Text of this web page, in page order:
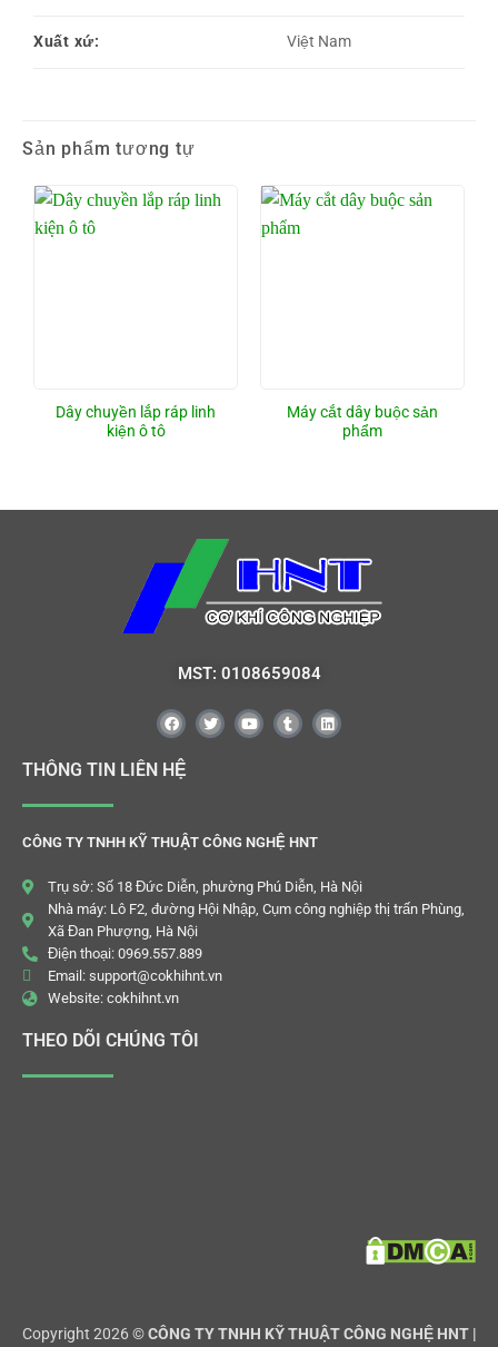
Xuất xứ: Việt Nam
Sản phẩm tương tự
Dây chuyền lắp ráp linh
kiện ô tô
Máy cắt dây buộc sản
phẩm
MST: 0108659084
THÔNG TIN LIÊN HỆ
CÔNG TY TNHH KỸ THUẬT CÔNG NGHỆ HNT
Trụ sở: Số 18 Đức Diễn, phường Phú Diễn, Hà Nội
Nhà máy: Lô F2, đường Hội Nhập, Cụm công nghiệp thị trấn Phùng,
Xã Đan Phượng, Hà Nội
Điện thoại: 0969.557.889
Email: support@cokhihnt.vn
Website: cokhihnt.vn
THEO DÕI CHÚNG TÔI
Copyright 2026 ©CÔNG TY TNHH KỸ THUẬT CÔNG NGHỆ HNT |